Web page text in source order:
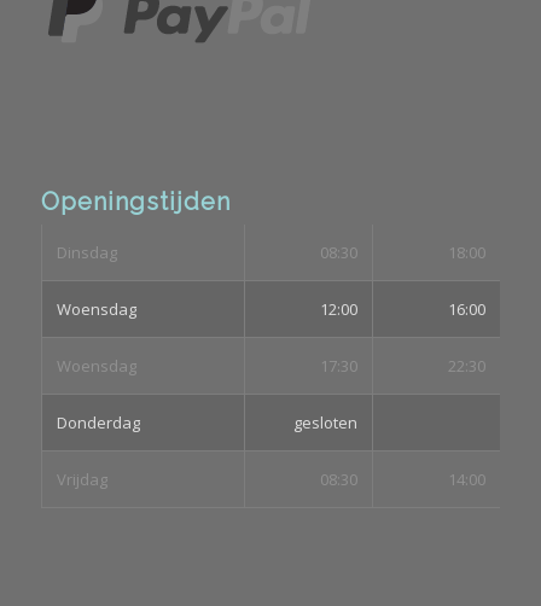
Openingstijden
Dinsdag 08:30 18:00
Woensdag 12:00 16:00
Woensdag 17:30 22:30
Donderdag gesloten
Vrijdag 08:30 14:00